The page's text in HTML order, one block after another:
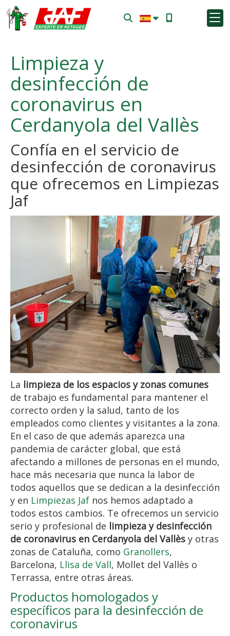
Limpieza y
desinfección de
coronavirus en
Cerdanyola del Vallès
Confía en el servicio de
desinfección de coronavirus
que ofrecemos en Limpiezas
Jaf
La limpieza de los espacios y zonas comunes
de trabajo es fundamental para mantener el
correcto orden y la salud, tanto de los
empleados como clientes y visitantes a la zona.
En el caso de que además aparezca una
pandemia de carácter global, que está
afectando a millones de personas en el mundo,
hace más necesaria que nunca la labor de
todos aquellos que se dedican a la desinfección
y en Limpiezas Jaf nos hemos adaptado a
todos estos cambios. Te ofrecemos un servicio
serio y profesional de limpieza y desinfección
de coronavirus en Cerdanyola del Vallès y otras
zonas de Cataluña, como Granollers,
Barcelona, Llisa de Vall, Mollet del Vallès o
Terrassa, entre otras áreas.
Productos homologados y
específicos para la desinfección de
coronavirus